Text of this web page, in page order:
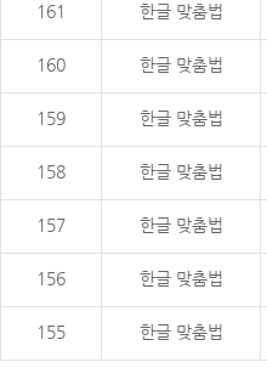
161 한글 맞춤법
160 한글 맞춤법
159 한글 맞춤법
158 한글 맞춤법
157 한글 맞춤법
156 한글 맞춤법
155 한글 맞춤법